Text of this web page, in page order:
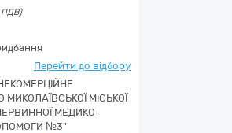
ПДВ)
Перейти до відбору
МІСЬКОЇ
МЕДИКО-
№3"